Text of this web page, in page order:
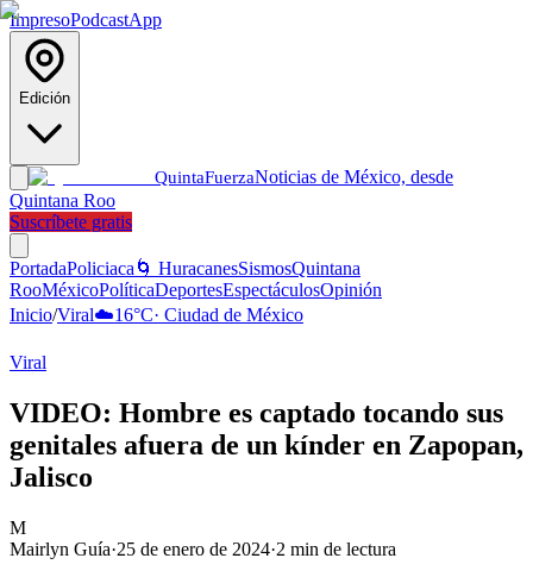
ImpresoPodcastApp
Edición
QuintaFuerzaNoticias de México, desde
Quintana Roo
Suscríbete gratis
PortadaPoliciaca 🌀 HuracanesSismosQuintana
RooMéxicoPolíticaDeportesEspectáculosOpinión
Inicio/Viral☁️16°C· Ciudad de México
Viral
VIDEO: Hombre es captado tocando sus
genitales afuera de un kínder en Zapopan,
Jalisco
M
Mairlyn Guía·25 de enero de 2024·2 min de lectura